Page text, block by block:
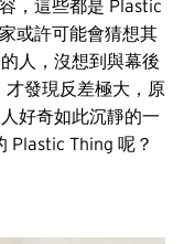
，這些都是 Plastic
或許可能會猜想其
人，沒想到與幕後
才發現反差極大，原
好奇如此沉靜的一
Plastic Thing 呢？